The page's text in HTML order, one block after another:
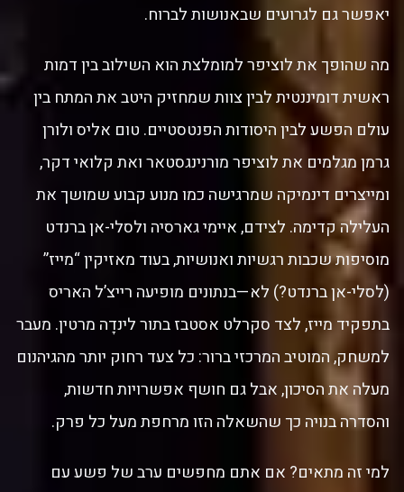
יאפשר גם לגרועים שבאנושות לברוח.
מה שהופך את לוציפר למומלצת הוא השילוב בין דמות
ראשית דומיננטית לבין צוות שמחזיק היטב את המתח בין
עולם הפשע לבין היסודות הפנטסטיים. טום אליס ולורן
גרמן מגלמים את לוציפר מורנינגסטאר ואת קלואי דקר,
ומייצרים דינמיקה שמרגישה כמו מנוע קבוע שמושך את
העלילה קדימה. לצידם, איימי גארסיה ולסלי-אן ברנדט
מוסיפות שכבות רגשיות ואנושיות, בעוד מאזיקין “מייז”
(לסלי-אן ברנדט?) לא—בנתונים מופיעה רייצ’ל האריס
בתפקיד מייז, לצד סקרלט אסטבז בתור לינדָה מרטין. מעבר
למשחק, המוטיב המרכזי ברור: כל צעד רחוק יותר מהגיהנום
מעלה את הסיכון, אבל גם חושף אפשרויות חדשות,
והסדרה בנויה כך שהשאלה הזו מרחפת מעל כל פרק.
למי זה מתאים? אם אתם מחפשים ערב של פשע עם